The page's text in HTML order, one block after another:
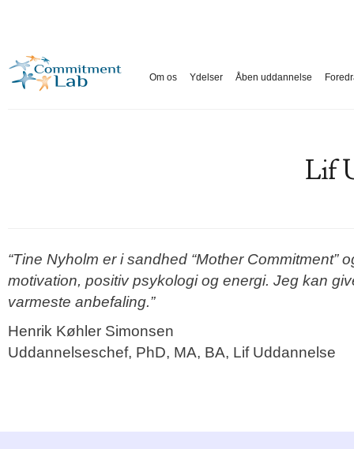
Om os Ydelser Åben uddannelse
Lif
“Tine Nyholm er i sandhed “Mother Commitment”
motivation, positiv psykologi og energi. Jeg kan
varmeste anbefaling.”
Henrik Køhler Simonsen
Uddannelseschef, PhD, MA, BA, Lif Uddannelse